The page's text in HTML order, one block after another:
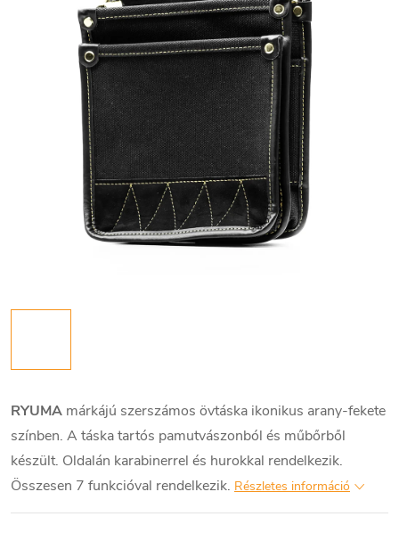
RYUMA márkájú szerszámos övtáska ikonikus arany-fekete
színben. A táska tartós pamutvászonból és műbőrből
készült. Oldalán karabinerrel és hurokkal rendelkezik.
Összesen 7 funkcióval rendelkezik. Részletes információ